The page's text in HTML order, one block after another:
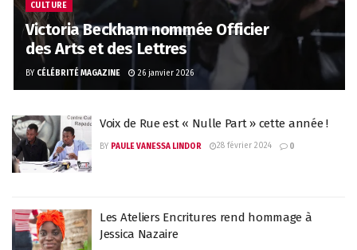
CULTURE
Victoria Beckham nommée Officier
des Arts et des Lettres
BY CÉLÉBRITÉ MAGAZINE 26 janvier 2026
Voix de Rue est « Nulle Part » cette année !
BY PAULE VANESSA LINDOR 28 février 2024 0
Les Ateliers Encritures rend hommage à
Jessica Nazaire